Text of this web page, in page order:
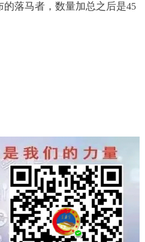
的落马者，数量加总之后是45